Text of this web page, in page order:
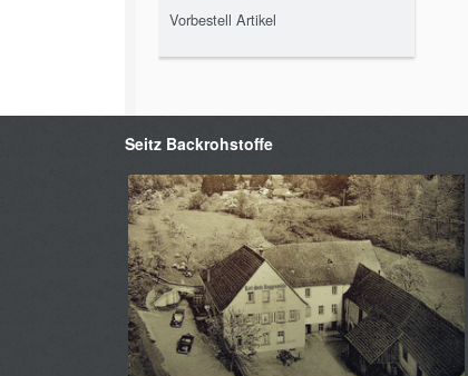
Vorbestell Artikel
Seitz Backrohstoffe